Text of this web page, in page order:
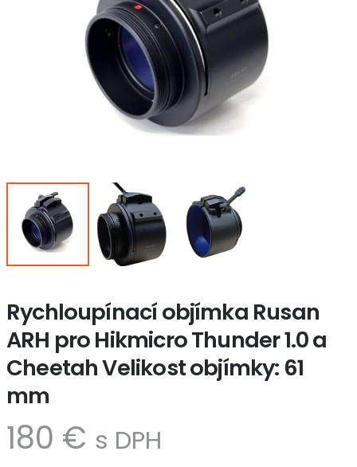
Rychloupínací objímka Rusan
ARH pro Hikmicro Thunder 1.0 a
Cheetah Velikost objímky: 61
mm
180 € s DPH